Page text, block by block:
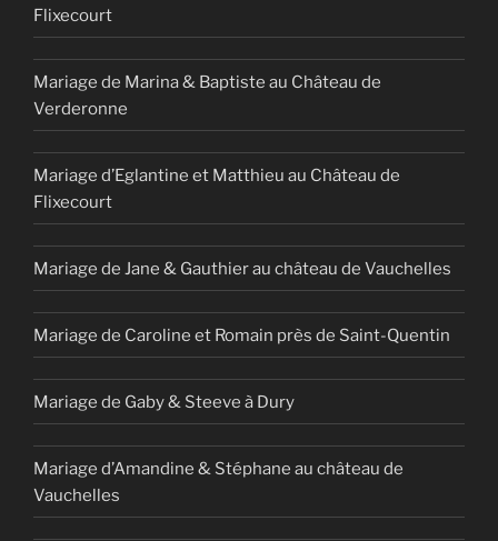
Flixecourt
Mariage de Marina & Baptiste au Château de
Verderonne
Mariage d’Eglantine et Matthieu au Château de
Flixecourt
Mariage de Jane & Gauthier au château de Vauchelles
Mariage de Caroline et Romain près de Saint-Quentin
Mariage de Gaby & Steeve à Dury
Mariage d’Amandine & Stéphane au château de
Vauchelles